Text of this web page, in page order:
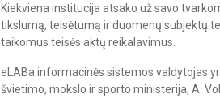
Kiekviena institucija atsako už savo
tikslumą, teisėtumą ir duomenų subjektų
taikomus teisės aktų reikalavimus.
eLABa informacinės sistemos valdytojas
švietimo, mokslo ir sporto ministerija, A.